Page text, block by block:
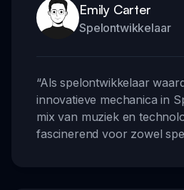
Emily Carter
Spelontwikkelaar
“Als spelontwikkelaar
innovatieve mechanica in
mix van muziek en
fascinerend voor zowel